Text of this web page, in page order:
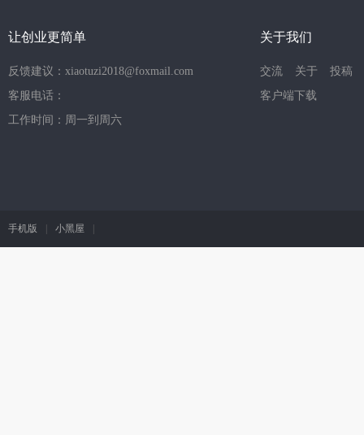
让创业更简单
反馈建议：xiaotuzi2018@foxmail.com
客服电话：
工作时间：周一到周六
关于我们
交流 关于
投稿
客户端下载
手机版 小黑屋